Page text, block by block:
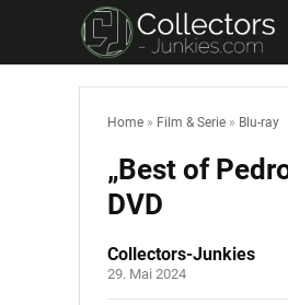
Home » Film & Serie » Blu-ray
„Best of
DVD
Collectors-Junkies
29. Mai 2024